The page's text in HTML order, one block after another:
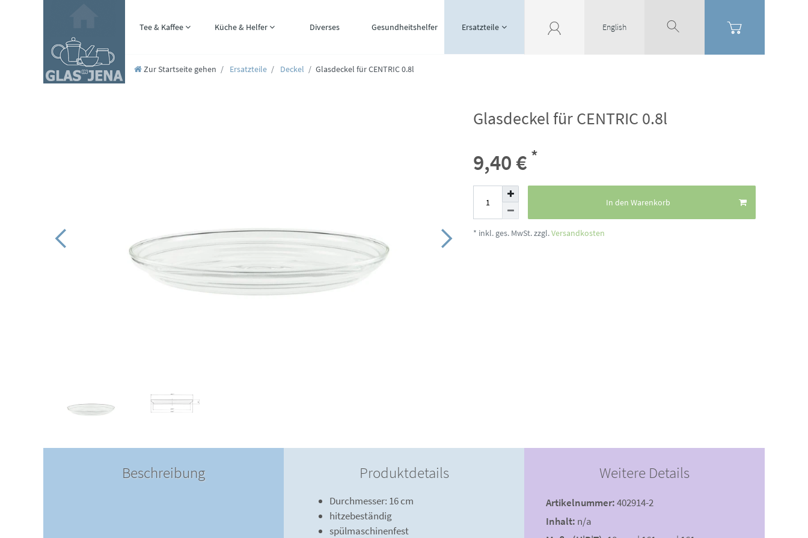
Tee & Kaffee Küche & Helfer Diverses Gesundheitshelfer Ersatzteile English
Zur Startseite gehen Ersatzteile Deckel Glasdeckel für CENTRIC 0.8l
Glasdeckel für CENTRIC 0.8l
9,40 € *
In den Warenkorb
* inkl. ges. MwSt. zzgl.Versandkosten
Beschreibung Produktdetails
Durchmesser: 16 cm
hitzebeständig
spülmaschinenfest
Weitere Details
Artikelnummer:402914-2
Inhalt: n/a